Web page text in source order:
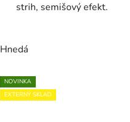
strih, semišový efekt.
Hnedá
NOVINKA
EXTERNÝ SKLAD